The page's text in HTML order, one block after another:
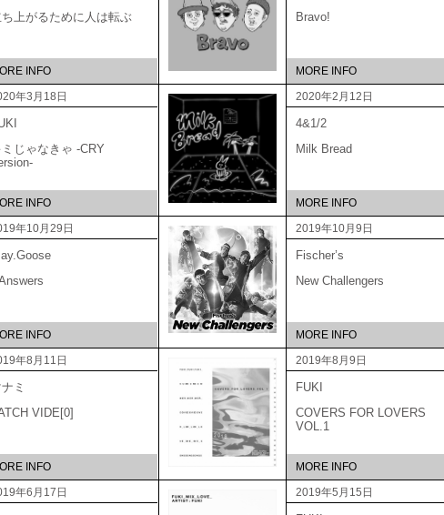
ち上がるために人は転ぶ
INFO
Bravo!
MORE INFO
年3月18日
ミじゃなきゃ -CRY
INFO
2020年2月12日
4&1/2
Milk Bread
MORE INFO
年10月29日
INFO
2019年10月9日
Fischer’s
New Challengers
MORE INFO
年8月11日
ミ
VIDE[0]
INFO
2019年8月9日
FUKI
COVERS FOR LOVERS
VOL.1
MORE INFO
年6月17日 2019年5月15日